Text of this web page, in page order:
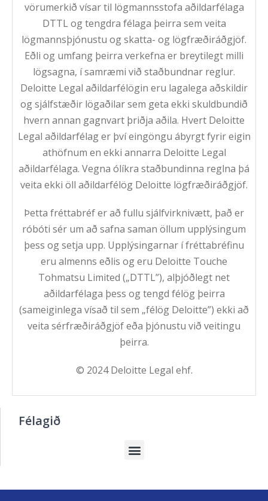
vörumerkið vísar til lögmannsstofa aðildarfélaga
DTTL og tengdra félaga þeirra sem veita
lögmannsþjónustu og skatta- og lögfræðiráðgjöf.
Eðli og umfang þeirra verkefna er breytilegt milli
lögsagna, í samræmi við staðbundnar reglur.
Deloitte Legal aðildarfélögin eru lagalega aðskildir
og sjálfstæðir lögaðilar sem geta ekki skuldbundið
hvern annan gagnvart þriðja aðila. Hvert Deloitte
Legal aðildarfélag er því eingöngu ábyrgt fyrir eigin
athöfnum en ekki annarra Deloitte Legal
aðildarfélaga. Vegna ólíkra staðbundinna reglna þá
veita ekki öll aðildarfélög Deloitte lögfræðiráðgjöf.
Þetta fréttabréf er að fullu sjálfvirknivætt, það er
róbóti sér um að safna saman öllum upplýsingum
þess og setja upp. Upplýsingarnar í fréttabréfinu
eru almenns eðlis og eru Deloitte Touche
Tohmatsu Limited („DTTL”), alþjóðlegt net
aðildarfélaga þess og tengd félög þeirra
(sameiginlega vísað til sem „félög Deloitte”) ekki að
veita sérfræðiráðgjöf eða þjónustu við veitingu
þeirra.
© 2024 Deloitte Legal ehf.
Félagið